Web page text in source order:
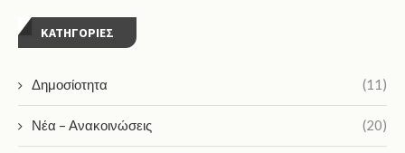
KΑΤΗΓΟΡΊΕΣ
Δημοσίοτητα (11)
Νέα – Ανακοινώσεις (20)